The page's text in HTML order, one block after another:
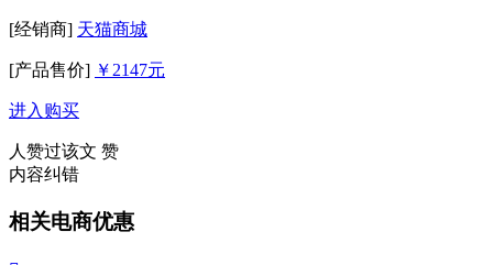
[经销商] 天猫商城
[产品售价] ￥2147元
进入购买
人赞过该文 赞
内容纠错
相关电商优惠